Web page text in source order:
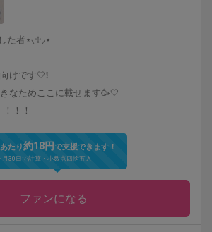
た者⋆⸜♱⸝‍⋆
けです🤍❕
なためここに載せます🥳🤍
！！
たり約18円 で支援できます！
月30日で計算・小数点四捨五入
ファンになる